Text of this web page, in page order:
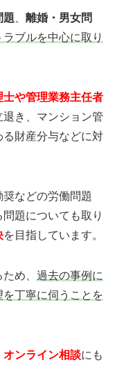
題 、離婚・男女問
ブルを中心に取り
士や管理業務主任者
き、マンション管
財産分与などに対
などの労働問題
題についても取り
を目指しています。
ため、過去の事例に
丁寧に伺うことを
オンライン相談にも